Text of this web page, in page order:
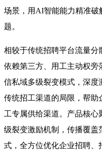
场景，用AI智能能力精准
题。
相较于传统招聘平台流量
依赖第三方、用工主动权旁
信私域多级裂变模式，深度
传统招工渠道的局限，帮
工专属供给渠道。产品核
级裂变激励机制，传播覆盖
式，全方位优化企业招聘、